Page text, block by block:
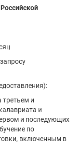
и
и
и последующих
по
включенным в